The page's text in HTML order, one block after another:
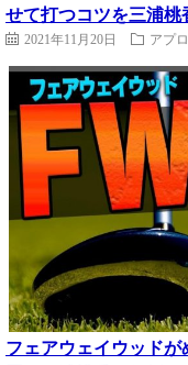
せて打つコツを三浦桃
2021年11月20日 アプ
フェアウェイウッド